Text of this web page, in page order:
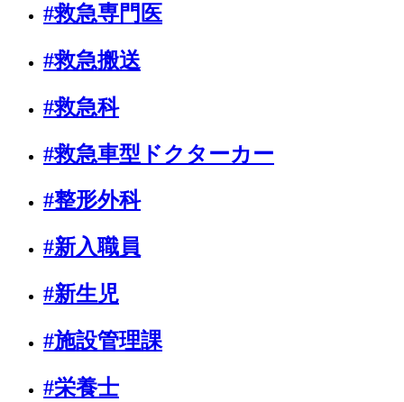
#救急専門医
#救急搬送
#救急科
#救急車型ドクターカー
#整形外科
#新入職員
#新生児
#施設管理課
#栄養士